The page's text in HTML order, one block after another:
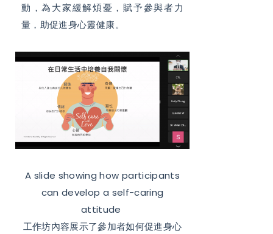
動，為大家緩解煩憂，賦予參與者力
量，助促進身心靈健康。
A slide showing how participants
can develop a self-caring
attitude
工作坊內容展示了參加者如何促進身心